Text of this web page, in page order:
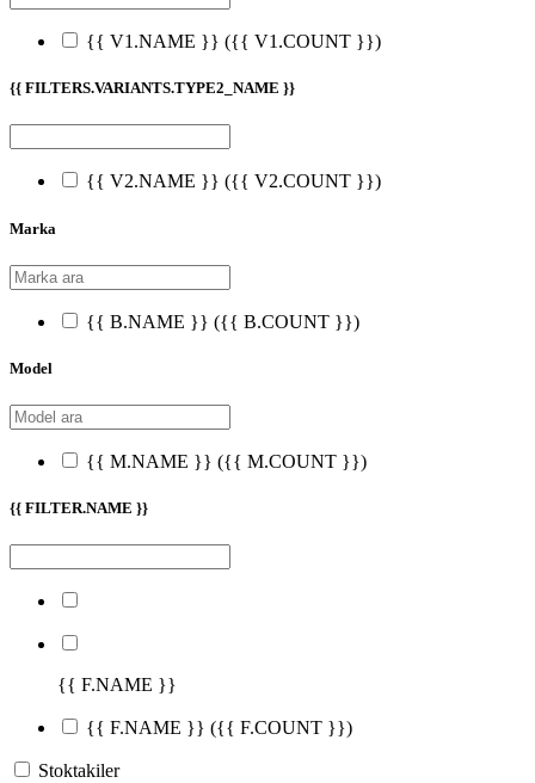
{{ V1.NAME }} ({{ V1.COUNT }})
{{ FILTERS.VARIANTS.TYPE2_NAME }}
{{ V2.NAME }} ({{ V2.COUNT }})
Marka
{{ B.NAME }} ({{ B.COUNT }})
Model
{{ M.NAME }} ({{ M.COUNT }})
{{ FILTER.NAME }}
{{ F.NAME }}
{{ F.NAME }} ({{ F.COUNT }})
Stoktakiler